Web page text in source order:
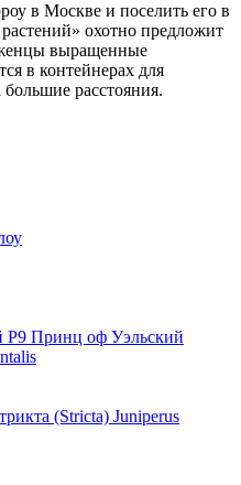
в Москве и поселить его в
охотно предложит
выращенные
в контейнерах для
расстояния.
P9 Принц оф Уэльский
(Stricta) Juniperus